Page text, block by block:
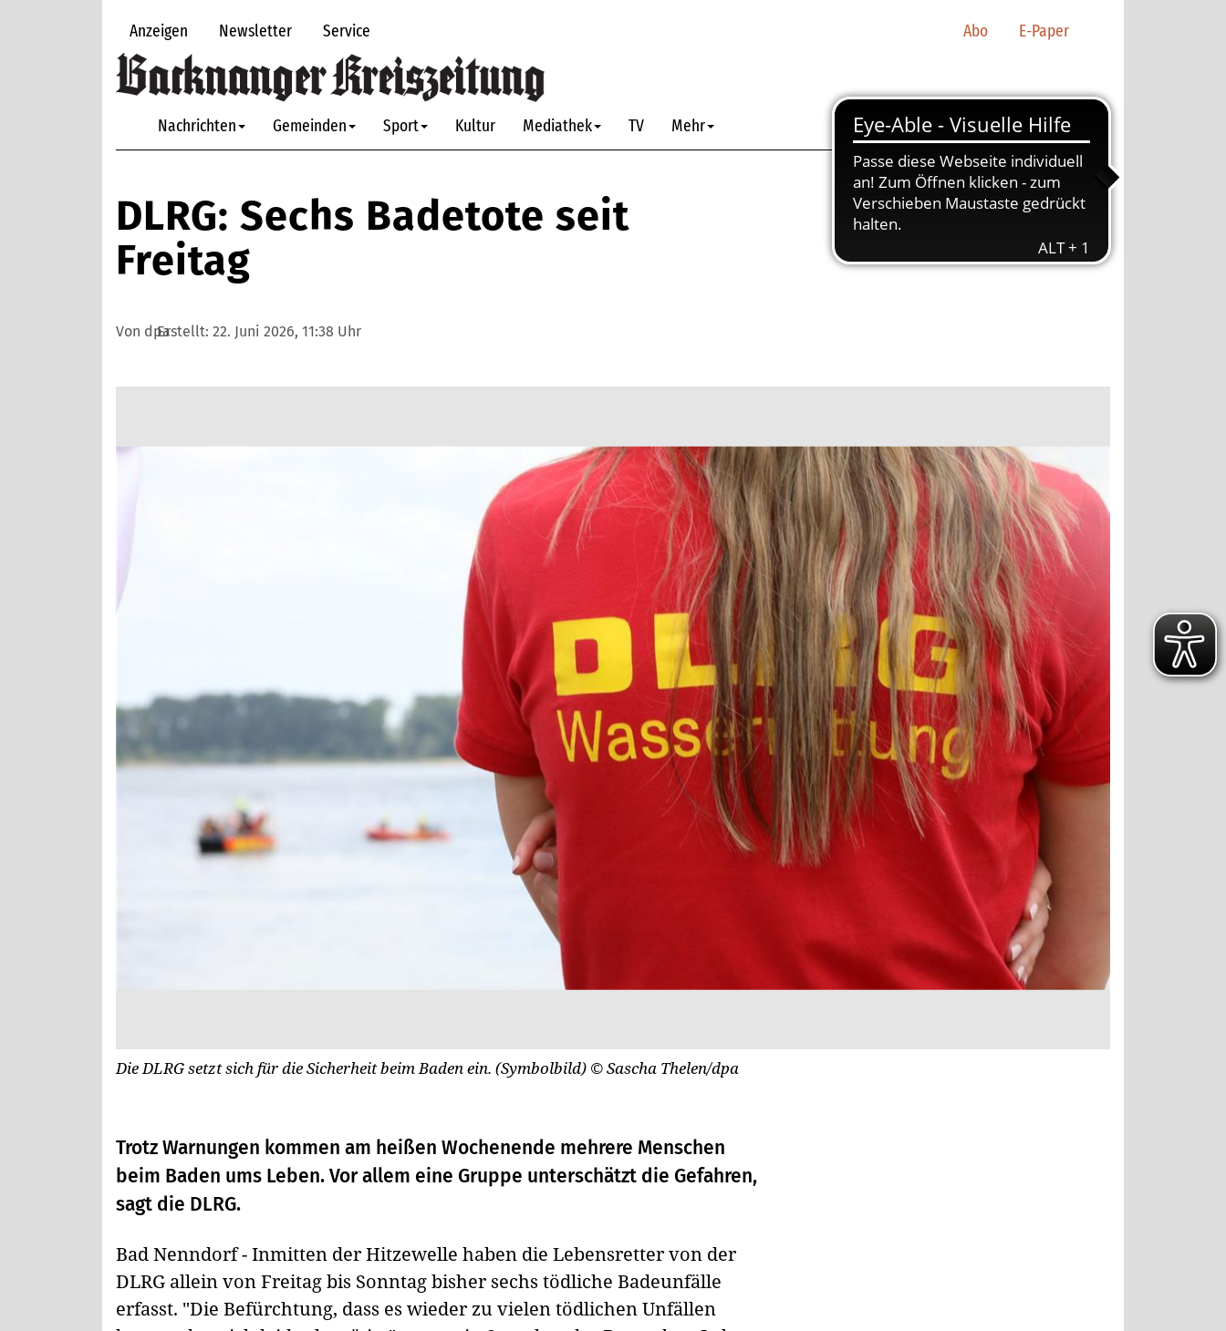
Anzeigen Newsletter Service Abo E-Paper
Nachrichten Gemeinden Sport Kultur Mediathek TV Mehr
DLRG: Sechs Badetote seit
Freitag
Von dpaErstellt: 22. Juni 2026, 11:38 Uhr
Die DLRG setzt sich für die Sicherheit beim Baden ein. (Symbolbild) © Sascha Thelen/dpa
Trotz Warnungen kommen am heißen Wochenende mehrere Menschen
beim Baden ums Leben. Vor allem eine Gruppe unterschätzt die Gefahren,
sagt die DLRG.
Bad Nenndorf - Inmitten der Hitzewelle haben die Lebensretter von der
DLRG allein von Freitag bis Sonntag bisher sechs tödliche Badeunfälle
erfasst. "Die Befürchtung, dass es wieder zu vielen tödlichen Unfällen